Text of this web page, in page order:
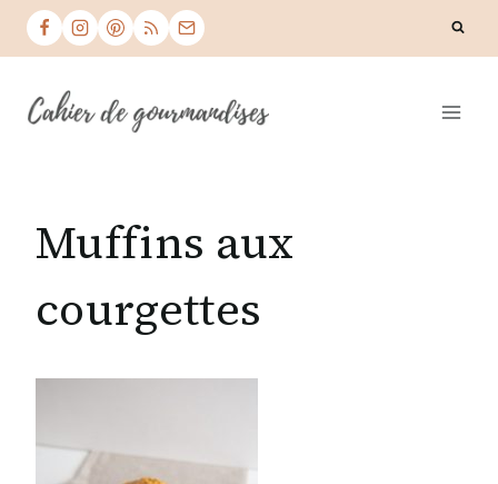
Skip
Muffins aux
courgettes